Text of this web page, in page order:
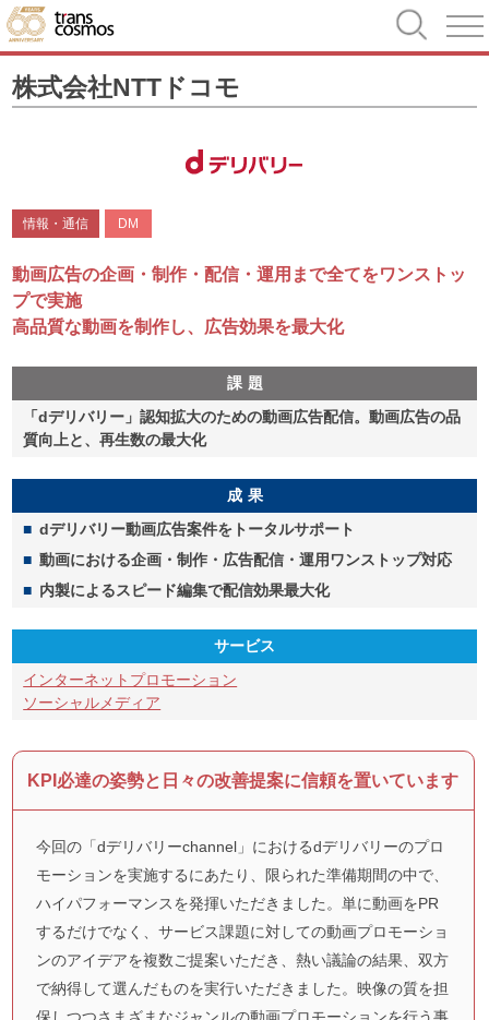
株式会社NTTドコモ
情報・通信 DM
動画広告の企画・制作・配信・運用まで全てをワンストッ
プで実施
高品質な動画を制作し、広告効果を最大化
課題
「dデリバリー」認知拡大のための動画広告配信。動画広告の品
質向上と、再生数の最大化
成果
dデリバリー動画広告案件をトータルサポート
動画における企画・制作・広告配信・運用ワンストップ対応
内製によるスピード編集で配信効果最大化
サービス
インターネットプロモーション
ソーシャルメディア
KPI必達の姿勢と日々の改善提案に信頼を置いています
今回の「dデリバリーchannel」におけるdデリバリーのプロ
モーションを実施するにあたり、限られた準備期間の中で、
ハイパフォーマンスを発揮いただきました。単に動画をPR
するだけでなく、サービス課題に対しての動画プロモーショ
ンのアイデアを複数ご提案いただき、熱い議論の結果、双方
で納得して選んだものを実行いただきました。映像の質を担